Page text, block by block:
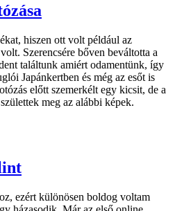
hiszen ott volt például az
Szerencsére bőven beváltotta a
találtunk amiért odamentünk, így
Japánkertben és még az esőt is
előtt szemerkélt egy kicsit, de a
meg az alábbi képek.
ezért különösen boldog voltam